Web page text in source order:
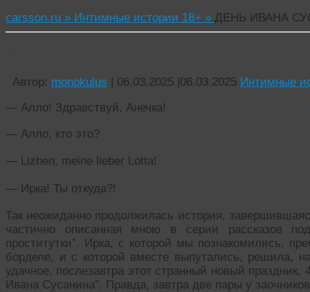
carsson.ru » Интимные истории 18+ » ДЕНЬ ИВАНА
Автор: monokulus | 06.03.2025 |06.03.2025 Интимные
— Алло! Здравствуй, Анечка!
— Алло, кто это?
— Lizhen, meine lieber Lotta!
— Ирка! Ты откуда?!
Так неожиданно продолжилась история,
частично описанная мною в серии рассказов
проститутки”. Ирка, с которой мы познакомились,
борделе, и с которой вместе выпутались, решила,
удачное, послезавтра этот странный новый
Ивана Сусанина”. Правда, завтра две пары у